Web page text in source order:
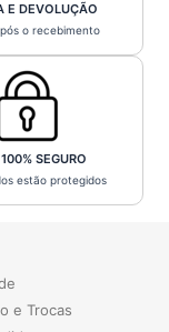
E DEVOLUÇÃO
o recebimento
SEGURO
estão protegidos
e Trocas